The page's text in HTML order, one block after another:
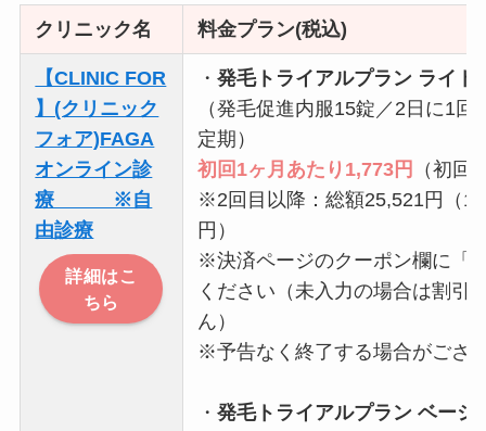
クリニック名 料金プラン(税込)
【CLINIC FOR
】(クリニック
フォア)FAGA
オンライン診
療 ※自
由診療
詳細はこ
ちら
・発毛トライアルプラン ライト
（発毛促進内服15錠／2日に1
定期）
初回1ヶ月あたり1,773円
（初回
※2回目以降：総額25,521円（1
円）
※決済ページのクーポン欄に「
ください（未入力の場合は割引
ん）
※予告なく終了する場合がござ
・発毛トライアルプラン ベーシ